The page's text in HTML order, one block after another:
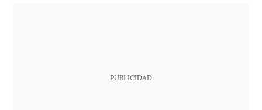
PUBLICIDAD